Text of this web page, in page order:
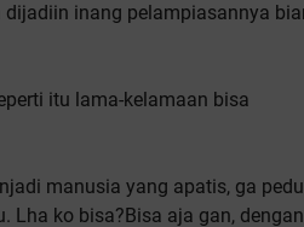
inang pelampiasannya
itu lama-kelamaan bisa
manusia yang apatis, ga
Lha ko bisa?Bisa aja gan, dengan